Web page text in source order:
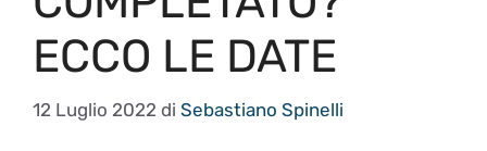
ECCO LE DATE
12 Luglio 2022 di Sebastiano Spinelli